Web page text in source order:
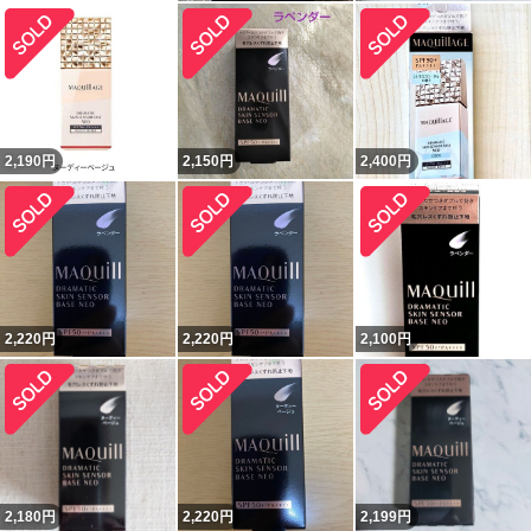
2,190 円 2,150円 2,400 円
2,220円 2,220円 2,100円
2,180円 2,220円 2,199円